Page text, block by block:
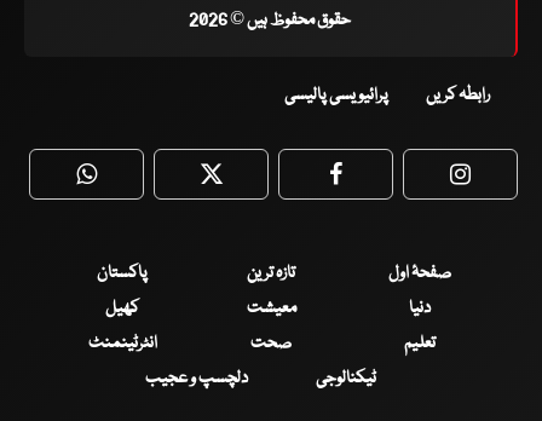
حقوق محفوظ ہیں © 2026
رابطہ کریں پرائیویسی پالیسی
WhatsApp Twitter Facebook
صفحۂ اول تازہ ترین
پاکستان
دنیا
معیشت
کھیل
تعلیم
صحت
انٹرٹینمنٹ
ٹیکنالوجی
دلچسپ و عجیب